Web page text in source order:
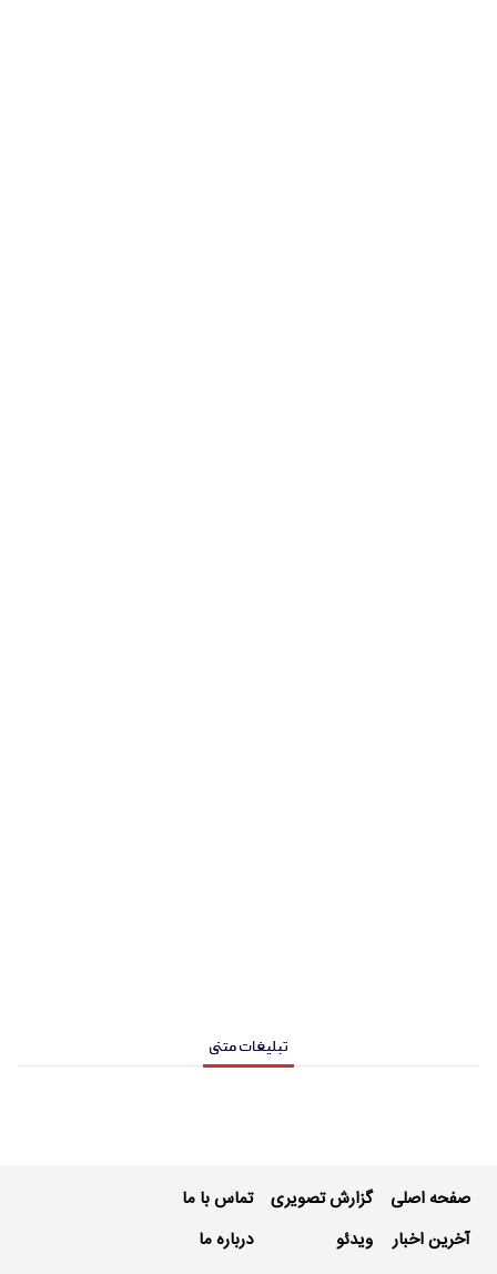
تبلیغات متنی
صفحه اصلی
آخرین اخبار
گزارش تصویری
ویدئو
تماس با ما
درباره ما